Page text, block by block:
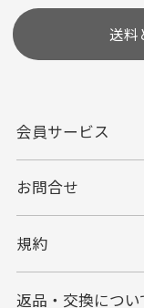
代金引換
代引手数料
す。
送料
会員サービス
お問合せ
規約
返品・交換につい